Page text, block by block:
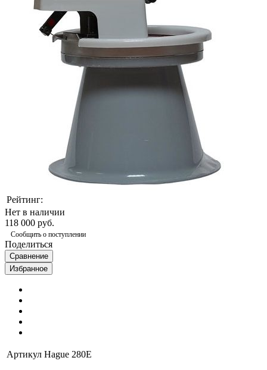
Рейтинг:
Нет в наличии
118 000 руб.
Сообщить о поступлении
Поделиться
Сравнение
Избранное
Артикул Hague 280E